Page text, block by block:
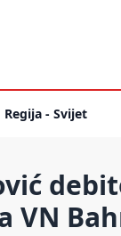
Regija - Svijet
VN